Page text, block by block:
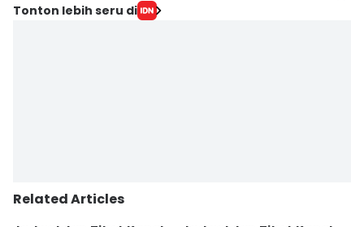
Editor
Tonton lebih seru di
Related Articles